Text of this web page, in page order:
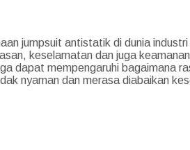
jumpsuit antistatik di dunia
keselamatan dan juga
dapat mempengaruhi bagaimana
nyaman dan merasa diabaikan